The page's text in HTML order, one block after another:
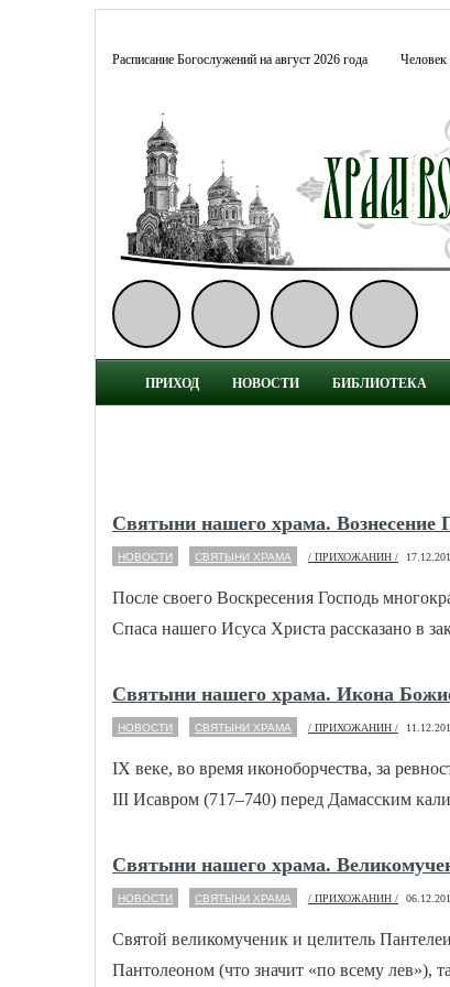
Расписание Богослужений на август 2026 года
ПРИХОД НОВОСТИ БИБЛИОТЕКА
Святыни нашего храма. Вознесение
НОВОСТИ СВЯТЫНИ ХРАМА / ПРИХОЖАНИН /
После своего Воскресения Господь
Спаса нашего Исуса Христа рассказано в
Святыни нашего храма. Икона
НОВОСТИ СВЯТЫНИ ХРАМА / ПРИХОЖАНИН /
IX веке, во время иконоборчества, за
III Исавром (717–740) перед Дамасским
Святыни нашего храма.
НОВОСТИ СВЯТЫНИ ХРАМА / ПРИХОЖАНИН /
Святой великомученик и целитель
Пантолеоном (что значит «по всему лев»),